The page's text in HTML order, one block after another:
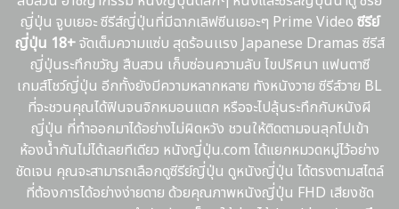
ญี่ปุ่น จูบเยอะ ซีรีส์ญี่ปุ่นที่มีฉากเลิฟซีนเยอะๆ Prime Video ซีรีย์
ญี่ปุ่น 18+จัดเต็มความแซ่บ สุดร้อนเเรง Japanese Dramas ซีรีส์
ญี่ปุ่นระทึกขวัญ สืบสวน เก็บซ่อนความลับ ไขปริศนา แฟนตาซี
เกมส์โชว์ญี่ปุ่น อีกทั้งยังมีความหลากหลาย ทังหนังวาย ซีรีส์วาย BL
ที่จะชวนคุณได้ฟินจนจิกหมอนแตก หรือจะไปลุ้นระทึกกับหนังผี
ญี่ปุ่น ที่ทำออกมาได้อย่างไม่ผิดหวัง ชวนให้ติดตามจนลุกไปเข้า
ห้องน้ำกันไม่ได้เลยทีเดียว หนังญี่ปุ่น.com ได้แยกหมวดหมู่ไว้อย่าง
ชัดเจน คุณจะสามารถเลือกดูซีรีย์ญี่ปุ่น ดูหนังญี่ปุ่น ได้ตรงตามสไตล์
ที่ต้องการได้อย่างง่ายดาย ด้วยคุณภาพหนังญี่ปุ่น FHD เสียงชัด